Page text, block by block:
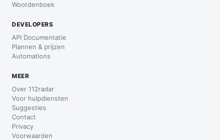
Woordenboek
DEVELOPERS
API Documentatie
Plannen & prijzen
Automations
MEER
Over 112radar
Voor hulpdiensten
Suggesties
Contact
Privacy
Voorwaarden